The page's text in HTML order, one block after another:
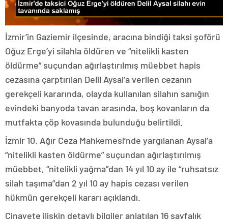
İzmir’in Gaziemir ilçesinde, aracına bindiği taksi şoförü
Oğuz Erge’yi silahla öldüren ve “nitelikli kasten
öldürme” suçundan ağırlaştırılmış müebbet hapis
cezasına çarptırılan Delil Aysal’a verilen cezanın
gerekçeli kararında, olayda kullanılan silahın sanığın
evindeki banyoda tavan arasında, boş kovanların da
mutfakta çöp kovasında bulunduğu belirtildi.
İzmir 10. Ağır Ceza Mahkemesi’nde yargılanan Aysal’a
“nitelikli kasten öldürme” suçundan ağırlaştırılmış
müebbet, “nitelikli yağma”dan 14 yıl 10 ay ile “ruhsatsız
silah taşıma”dan 2 yıl 10 ay hapis cezası verilen
hükmün gerekçeli kararı açıklandı.
Cinayete ilişkin detaylı bilgiler anlatılan 16 sayfalık